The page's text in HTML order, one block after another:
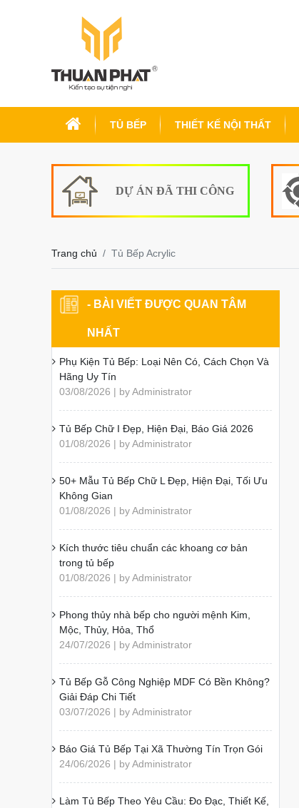
TỦ BẾP THIẾT KẾ NỘI THẤT
DỰ ÁN ĐÃ THI CÔNG
Trang chủ Tủ Bếp Acrylic
- BÀI VIẾT ĐƯỢC QUAN TÂM
NHẤT
Phụ Kiện Tủ Bếp: Loại Nên Có, Cách Chọn Và
Hãng Uy Tín
03/08/2026 | by Administrator
Tủ Bếp Chữ I Đẹp, Hiện Đại, Báo Giá 2026
01/08/2026 | by Administrator
50+ Mẫu Tủ Bếp Chữ L Đẹp, Hiện Đại, Tối Ưu
Không Gian
01/08/2026 | by Administrator
Kích thước tiêu chuẩn các khoang cơ bản
trong tủ bếp
01/08/2026 | by Administrator
Phong thủy nhà bếp cho người mệnh Kim,
Mộc, Thủy, Hỏa, Thổ
24/07/2026 | by Administrator
Tủ Bếp Gỗ Công Nghiệp MDF Có Bền Không?
Giải Đáp Chi Tiết
03/07/2026 | by Administrator
Báo Giá Tủ Bếp Tại Xã Thường Tín Trọn Gói
24/06/2026 | by Administrator
Làm Tủ Bếp Theo Yêu Cầu: Đo Đạc, Thiết Kế,